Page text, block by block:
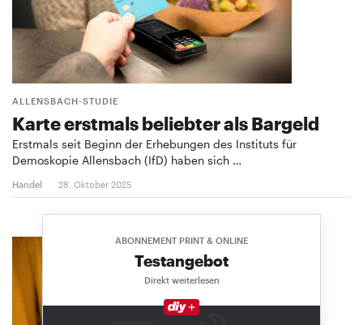
ABONNEMENT PRINT & ONLINE
Testangebot
Direkt weiterlesen
ALLENSBACH-STUDIE
Karte erstmals beliebter als Bargeld
Erstmals seit Beginn der Erhebungen des Instituts für
Demoskopie Allensbach (IfD) haben sich …
Handel 28. Oktober 2025